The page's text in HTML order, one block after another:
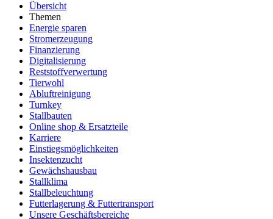
Übersicht
Themen
Energie sparen
Stromerzeugung
Finanzierung
Digitalisierung
Reststoffverwertung
Tierwohl
Abluftreinigung
Turnkey
Stallbauten
Online shop & Ersatzteile
Karriere
Einstiegsmöglichkeiten
Insektenzucht
Gewächshausbau
Stallklima
Stallbeleuchtung
Futterlagerung & Futtertransport
Unsere Geschäftsbereiche